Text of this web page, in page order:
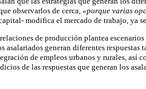
observarlos de cerca,«porque varias
modifica el mercado de trabajo, ya
de producción plantea
asalariados generan diferentes
de empleos urbanos y rurales, así
de las respuestas que generan los